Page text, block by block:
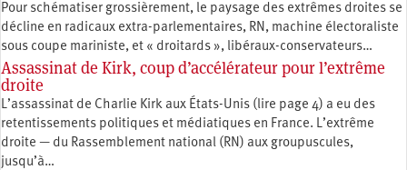
Pour schématiser grossièrement, le paysage des extrêmes droites se
décline en radicaux extra-parlementaires, RN, machine électoraliste
sous coupe mariniste, et « droitards », libéraux-conservateurs…
Assassinat de Kirk, coup d’accélérateur pour l’extrême
droite
L’assassinat de Charlie Kirk aux États-Unis (lire page 4) a eu des
retentissements politiques et médiatiques en France. L’extrême
droite — du Rassemblement national (RN) aux groupuscules,
jusqu’à…